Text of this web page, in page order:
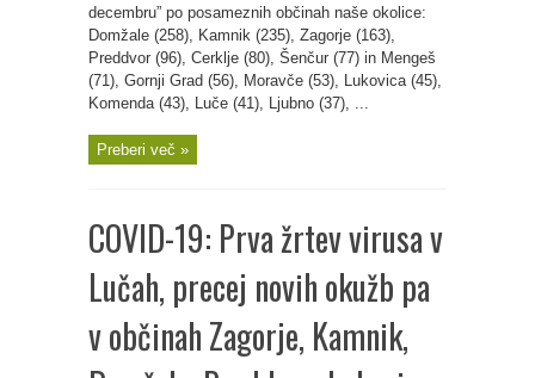
decembru” po posameznih občinah naše okolice:
Domžale (258), Kamnik (235), Zagorje (163),
Preddvor (96), Cerklje (80), Šenčur (77) in Mengeš
(71), Gornji Grad (56), Moravče (53), Lukovica (45),
Komenda (43), Luče (41), Ljubno (37), ...
Preberi več »
COVID-19: Prva žrtev virusa v
Lučah, precej novih okužb pa
v občinah Zagorje, Kamnik,